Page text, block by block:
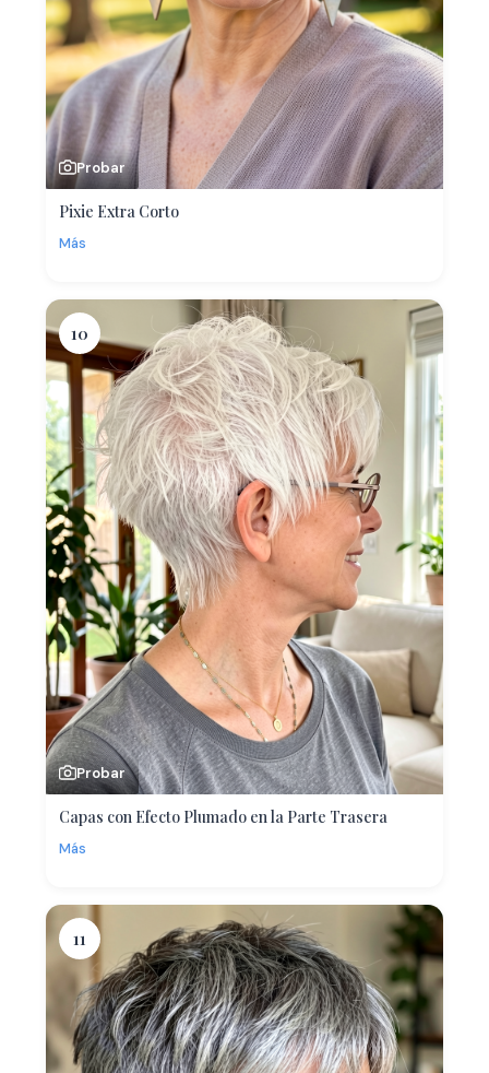
Probar
Pixie Extra Corto
Más
10
Probar
Capas con Efecto Plumado en la Parte Trasera
Más
11